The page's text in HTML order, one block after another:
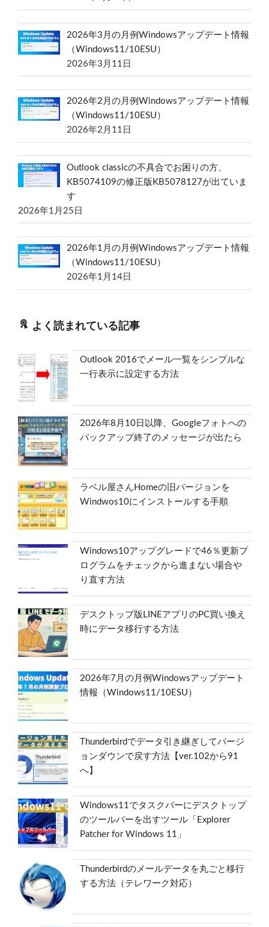
2026年3月の月例Windowsアップデート情報
（Windows11/10ESU）
2026年3月11日
2026年2月の月例Windowsアップデート情報
（Windows11/10ESU）
2026年2月11日
Outlook classicの不具合でお困りの方、
KB5074109の修正版KB5078127が出ていま
す
2026年1月25日
2026年1月の月例Windowsアップデート情報
（Windows11/10ESU）
2026年1月14日
よく読まれている記事
Outlook 2016でメール一覧をシンプルな
一行表示に設定する方法
2026年8月10日以降、Googleフォトへの
バックアップ終了のメッセージが出たら
ラベル屋さんHomeの旧バージョンを
Windwos10にインストールする手順
Windows10アップグレードで46％更新プ
ログラムをチェックから進まない場合や
り直す方法
デスクトップ版LINEアプリのPC買い換え
時にデータ移行する方法
2026年7月の月例Windowsアップデート
情報（Windows11/10ESU）
Thunderbirdでデータ引き継ぎしてバージ
ョンダウンで戻す方法【ver.102から91
へ】
Windows11でタスクバーにデスクトップ
のツールバーを出すツール「Explorer
Patcher for Windows 11」
Thunderbirdのメールデータを丸ごと移行
する方法（テレワーク対応）